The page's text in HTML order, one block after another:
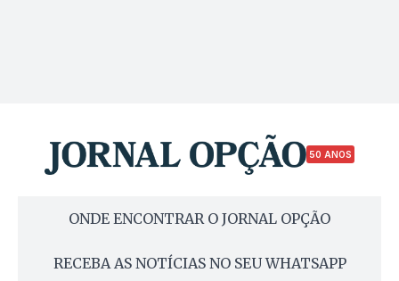
50 ANOS
ONDE ENCONTRAR O JORNAL OPÇÃO
RECEBA AS NOTÍCIAS NO SEU WHATSAPP